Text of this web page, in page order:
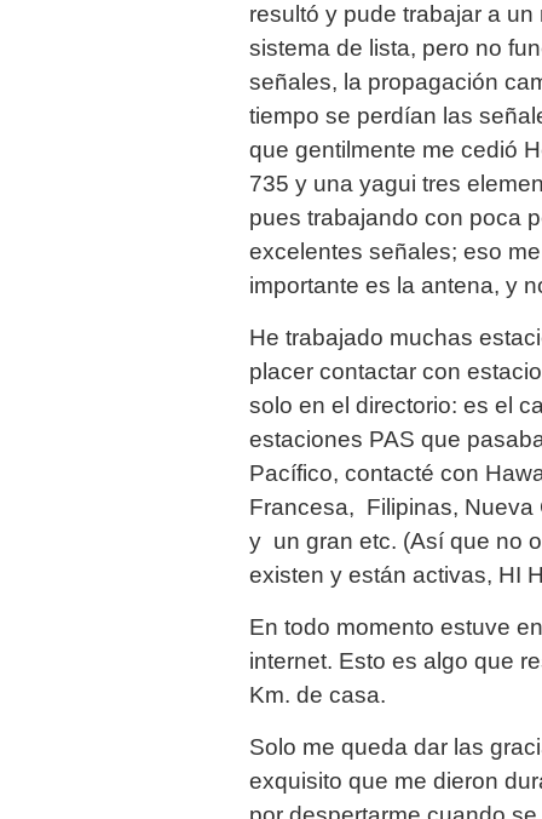
resultó y pude trabajar a
sistema de lista, pero no
señales, la propagación
tiempo se perdían las
que gentilmente me cedió
735 y una yagui tres
pues trabajando con poca
excelentes señales; eso
importante es la antena, y
He trabajado muchas
placer contactar con
solo en el directorio: es el
estaciones PAS que
Pacífico, contacté con
Francesa, Filipinas, Nueva
y un gran etc. (Así que no
existen y están activas, HI
En todo momento estuve
internet. Esto es algo que
Km. de casa.
Solo me queda dar las
exquisito que me dieron